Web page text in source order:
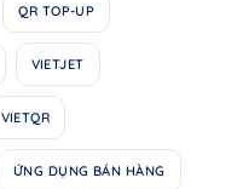
QR TOP-UP
VIETJET
VIETQR
ỨNG DỤNG BÁN HÀNG